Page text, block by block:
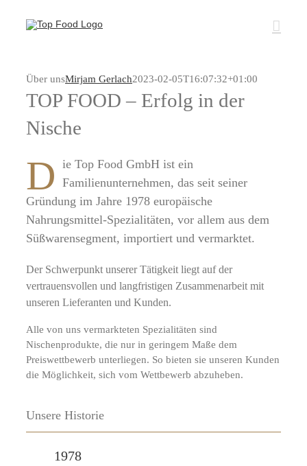
Inhalt
Über unsMirjam Gerlach2023-02-05T16:07:32+01:00
TOP FOOD – Erfolg in der
Nische
D ie Top Food GmbH ist ein
Familienunternehmen, das seit seiner
Gründung im Jahre 1978 europäische
Nahrungsmittel-Spezialitäten, vor allem aus dem
Süßwarensegment, importiert und vermarktet.
Der Schwerpunkt unserer Tätigkeit liegt auf der
vertrauensvollen und langfristigen Zusammenarbeit mit
unseren Lieferanten und Kunden.
Alle von uns vermarkteten Spezialitäten sind
Nischenprodukte, die nur in geringem Maße dem
Preiswettbewerb unterliegen. So bieten sie unseren Kunden
die Möglichkeit, sich vom Wettbewerb abzuheben.
Unsere Historie
1978